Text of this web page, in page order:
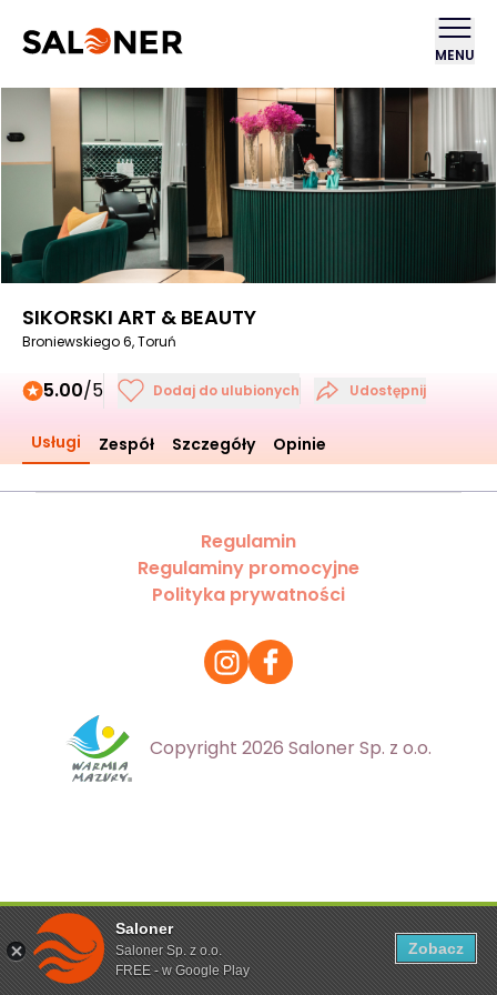
Saloner
Saloner Sp. z o.o.
FREE - w Google Play
Zobacz
MENU
SIKORSKI ART & BEAUTY
Broniewskiego 6, Toruń
5.00/5 Dodaj do ulubionych Udostępnij
Usługi Zespół Szczegóły Opinie
Ta strona korzysta z plików cookies. Aby dowiedzieć się
więcej zapoznaj się zpolityką prywatności
Regulamin
Regulaminy promocyjne
Polityka prywatności
Copyright 2026 Saloner Sp. z o.o.